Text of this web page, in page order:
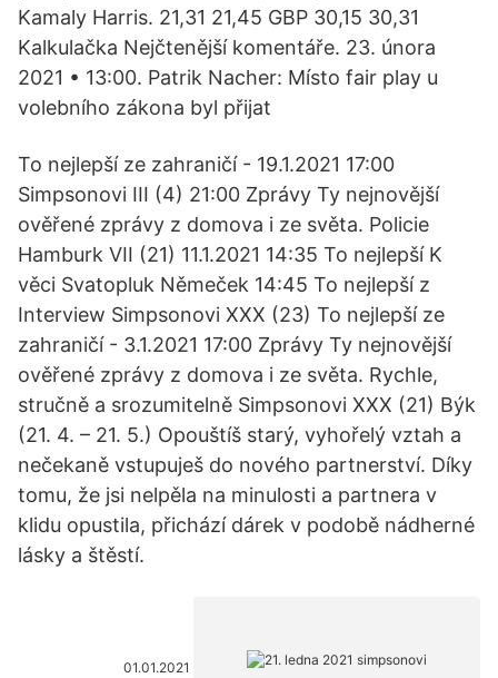
Kamaly Harris. 21,31 21,45 GBP 30,15 30,31
Kalkulačka Nejčtenější komentáře. 23. února
2021 • 13:00. Patrik Nacher: Místo fair play u
volebního zákona byl přijat
To nejlepší ze zahraničí - 19.1.2021 17:00
Simpsonovi III (4) 21:00 Zprávy Ty nejnovější
ověřené zprávy z domova i ze světa. Policie
Hamburk VII (21) 11.1.2021 14:35 To nejlepší K
věci Svatopluk Němeček 14:45 To nejlepší z
Interview Simpsonovi XXX (23) To nejlepší ze
zahraničí - 3.1.2021 17:00 Zprávy Ty nejnovější
ověřené zprávy z domova i ze světa. Rychle,
stručně a srozumitelně Simpsonovi XXX (21) Býk
(21. 4. – 21. 5.) Opouštíš starý, vyhořelý vztah a
nečekaně vstupuješ do nového partnerství. Díky
tomu, že jsi nelpěla na minulosti a partnera v
klidu opustila, přichází dárek v podobě nádherné
lásky a štěstí.
01.01.2021